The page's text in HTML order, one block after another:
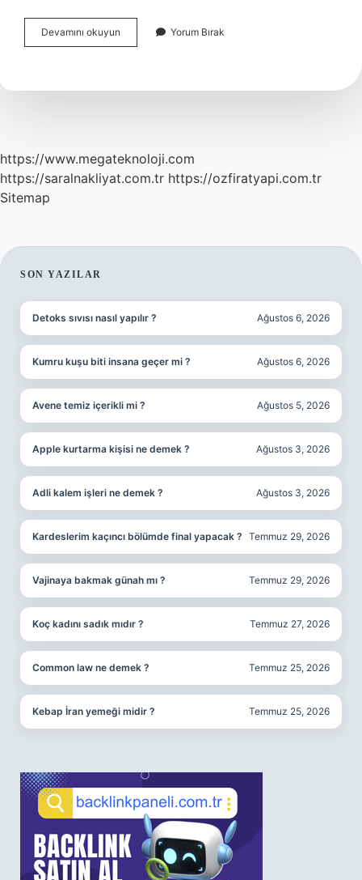
Devamını okuyun
Koyuncu
Yorum Bırak
https://www.megateknoloji.com
https://saralnakliyat.com.tr https://ozfiratyapi.com.tr
Sitemap
SIDEBAR
SON YAZILAR
Detoks sıvısı nasıl yapılır ? Ağustos 6, 2026
Kumru kuşu biti insana geçer mi ? Ağustos 6, 2026
Avene temiz içerikli mi ? Ağustos 5, 2026
Apple kurtarma kişisi ne demek ? Ağustos 3, 2026
Adli kalem işleri ne demek ? Ağustos 3, 2026
Kardeslerim kaçıncı bölümde final yapacak ? Temmuz 29, 2026
Vajinaya bakmak günah mı ? Temmuz 29, 2026
Koç kadını sadık mıdır ? Temmuz 27, 2026
Common law ne demek ? Temmuz 25, 2026
Kebap İran yemeği midir ? Temmuz 25, 2026